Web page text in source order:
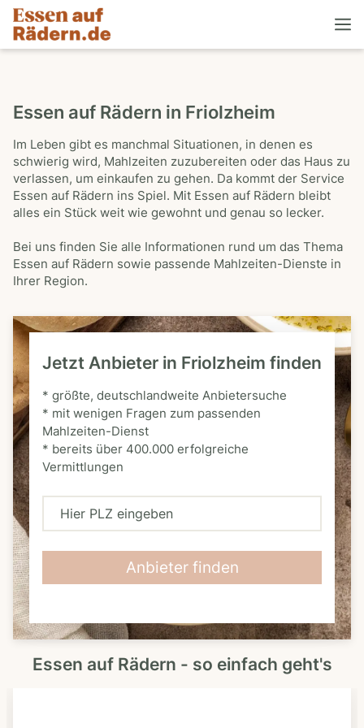
Essen auf Rädern in Friolzheim
Im Leben gibt es manchmal Situationen, in denen es
schwierig wird, Mahlzeiten zuzubereiten oder das Haus zu
verlassen, um einkaufen zu gehen. Da kommt der Service
Essen auf Rädern ins Spiel. Mit Essen auf Rädern bleibt
alles ein Stück weit wie gewohnt und genau so lecker.
Bei uns finden Sie alle Informationen rund um das Thema
Essen auf Rädern sowie passende Mahlzeiten-Dienste in
Ihrer Region.
Jetzt Anbieter in Friolzheim finden
* größte, deutschlandweite Anbietersuche
* mit wenigen Fragen zum passenden
Mahlzeiten-Dienst
* bereits über 400.000 erfolgreiche
Vermittlungen
H
L
Z
Anbieter finden
Essen auf Rädern - so einfach geht's